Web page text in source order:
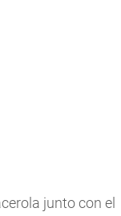
junto con el